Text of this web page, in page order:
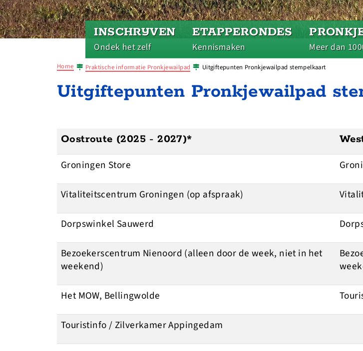
INSCHRIJVEN
Ondek het zelf
ETAPPERONDES
Kennismaken Meer dan
Home Praktische informatie Pronkjewailpad Uitgiftepunten Pronkjewailpad stempelkaart
Uitgiftepunten Pronkjewailpad
Oostroute (2025 - 2027)*
Groningen Store
Vitaliteitscentrum Groningen (op afspraak)
Dorpswinkel Sauwerd
Bezoekerscentrum Nienoord (alleen door de week, niet in het
weekend)
Het MOW, Bellingwolde
Touristinfo / Zilverkamer Appingedam